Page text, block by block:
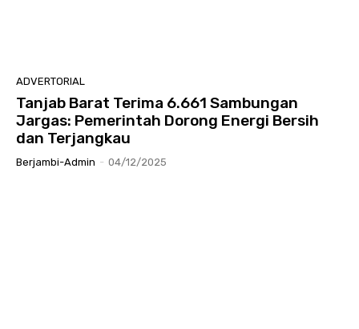
ADVERTORIAL
Tanjab Barat Terima 6.661 Sambungan
Jargas: Pemerintah Dorong Energi Bersih
dan Terjangkau
Berjambi-Admin - 04/12/2025